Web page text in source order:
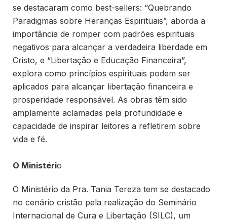
se destacaram como best-sellers: “Quebrando
Paradigmas sobre Heranças Espirituais”, aborda a
importância de romper com padrões espirituais
negativos para alcançar a verdadeira liberdade em
Cristo, e “Libertação e Educação Financeira”,
explora como princípios espirituais podem ser
aplicados para alcançar libertação financeira e
prosperidade responsável. As obras têm sido
amplamente aclamadas pela profundidade e
capacidade de inspirar leitores a refletirem sobre
vida e fé.
O Ministério
O Ministério da Pra. Tania Tereza tem se destacado
no cenário cristão pela realização do Seminário
Internacional de Cura e Libertação (SILC), um